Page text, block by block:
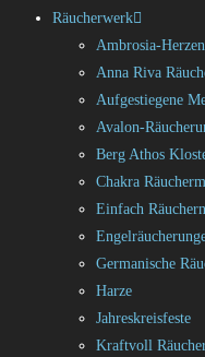
Räucherwerk
Ambrosia-Herzen
Anna Riva
Aufgestiegene
Avalon-
Berg Athos
Chakra
Einfach Räuchern
Germanische
Harze
Jahreskreisfeste
Kraftvoll